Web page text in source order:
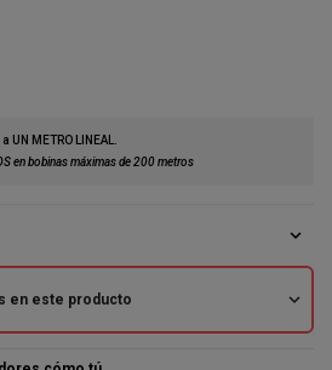
METRO LINEAL.
en bobinas máximas de 200 metros
expand_more
en este producto expand_more